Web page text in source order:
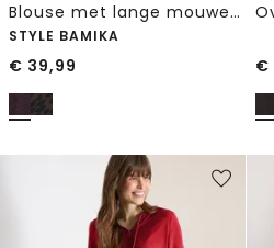
Blouse met lange mouwen, split in de hals en print
STYLE BAMIKA
€ 39,99 €